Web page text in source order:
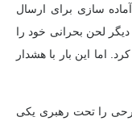
سازی برای ارسال
لحن بحرانی خود را
اما این بار با هشدار
را تحت رهبری یکی